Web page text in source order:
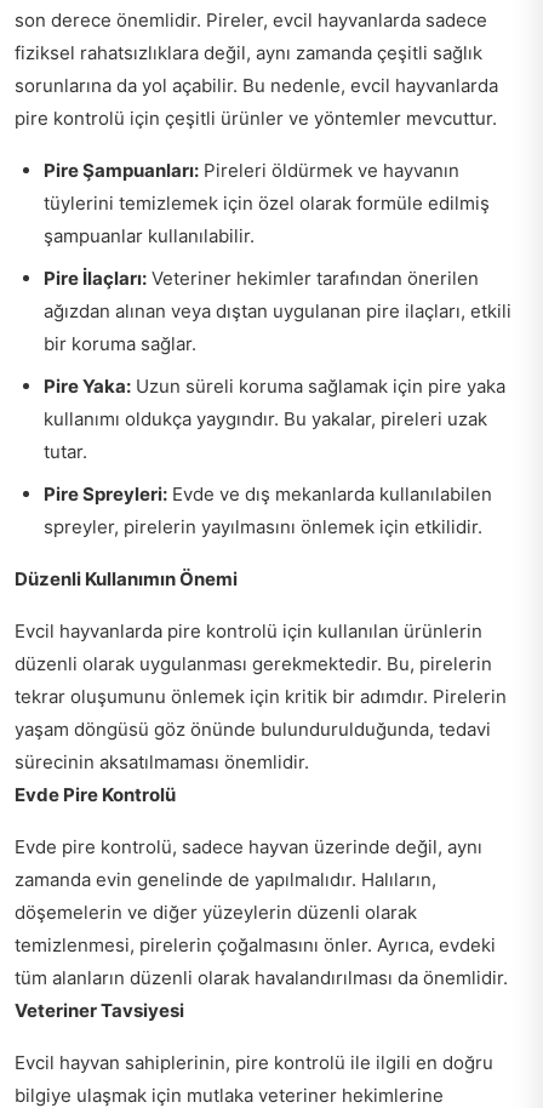
son derece önemlidir. Pireler, evcil hayvanlarda sadece
fiziksel rahatsızlıklara değil, aynı zamanda çeşitli sağlık
sorunlarına da yol açabilir. Bu nedenle, evcil hayvanlarda
pire kontrolü için çeşitli ürünler ve yöntemler mevcuttur.
Pire Şampuanları: Pireleri öldürmek ve hayvanın
tüylerini temizlemek için özel olarak formüle edilmiş
şampuanlar kullanılabilir.
Pire İlaçları: Veteriner hekimler tarafından önerilen
ağızdan alınan veya dıştan uygulanan pire ilaçları, etkili
bir koruma sağlar.
Pire Yaka: Uzun süreli koruma sağlamak için pire yaka
kullanımı oldukça yaygındır. Bu yakalar, pireleri uzak
tutar.
Pire Spreyleri: Evde ve dış mekanlarda kullanılabilen
spreyler, pirelerin yayılmasını önlemek için etkilidir.
Düzenli Kullanımın Önemi
Evcil hayvanlarda pire kontrolü için kullanılan ürünlerin
düzenli olarak uygulanması gerekmektedir. Bu, pirelerin
tekrar oluşumunu önlemek için kritik bir adımdır. Pirelerin
yaşam döngüsü göz önünde bulundurulduğunda, tedavi
sürecinin aksatılmaması önemlidir.
Evde Pire Kontrolü
Evde pire kontrolü, sadece hayvan üzerinde değil, aynı
zamanda evin genelinde de yapılmalıdır. Halıların,
döşemelerin ve diğer yüzeylerin düzenli olarak
temizlenmesi, pirelerin çoğalmasını önler. Ayrıca, evdeki
tüm alanların düzenli olarak havalandırılması da önemlidir.
Veteriner Tavsiyesi
Evcil hayvan sahiplerinin, pire kontrolü ile ilgili en doğru
bilgiye ulaşmak için mutlaka veteriner hekimlerine